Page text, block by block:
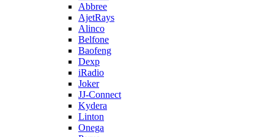
Abbree
AjetRays
Alinco
Belfone
Baofeng
Dexp
iRadio
Joker
JJ-Connect
Kydera
Linton
Onega